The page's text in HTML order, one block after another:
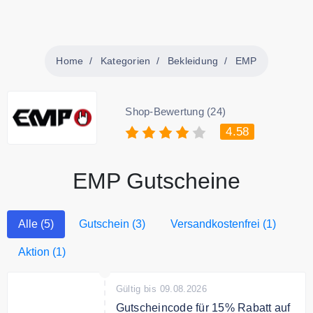
Home Kategorien Bekleidung EMP
Shop-Bewertung (24)
4.58
EMP Gutscheine
Alle (5) Gutschein (3) Versandkostenfrei (1)
Aktion (1)
Gültig bis 09.08.2026
Gutscheincode für 15% Rabatt auf